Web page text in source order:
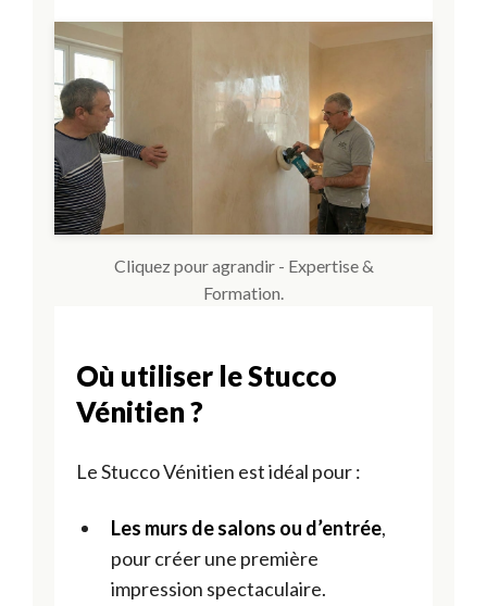
Cliquez pour agrandir - Expertise &
Formation.
Où utiliser le Stucco
Vénitien ?
Le Stucco Vénitien est idéal pour :
Les murs de salons ou d’entrée,
pour créer une première
impression spectaculaire.